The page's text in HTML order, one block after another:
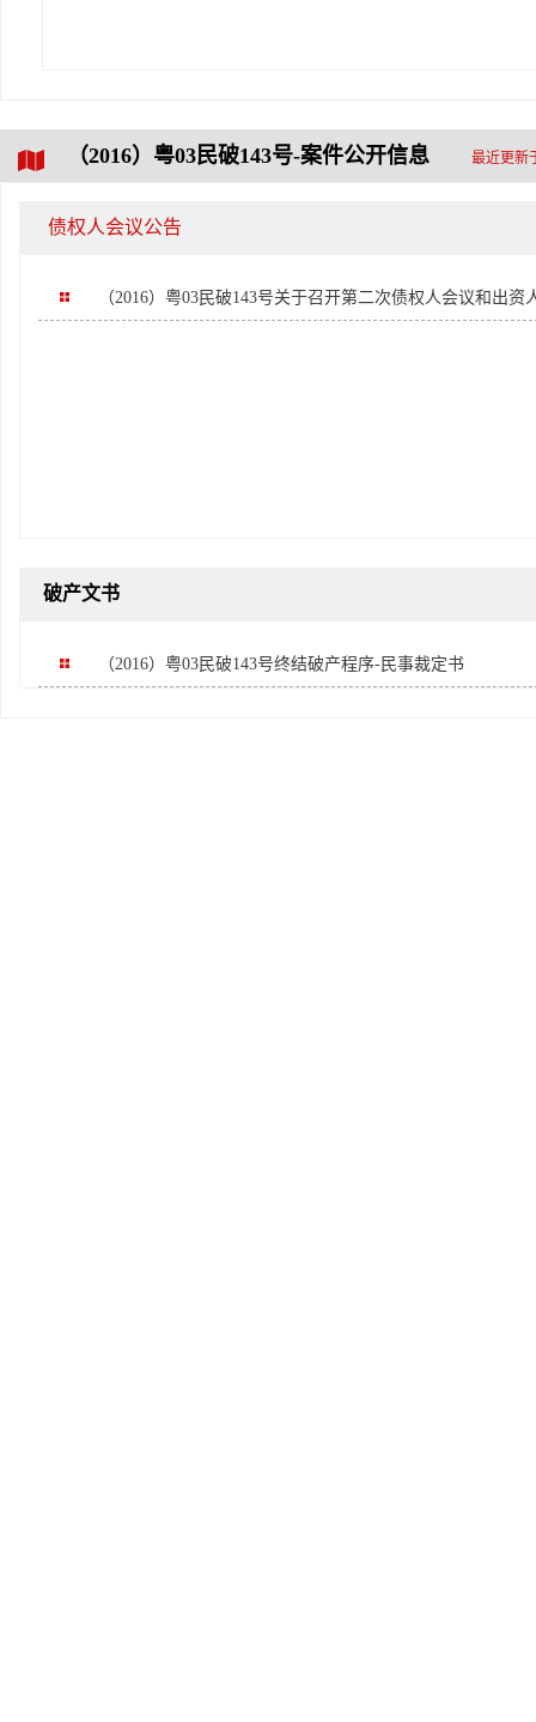
（2016）粤03民破143号-案件公开信息 最近更新
债权人会议公告
（2016）粤03民破143号关于召开第二次债权人会议和出资
破产文书
（2016）粤03民破143号终结破产程序-民事裁定书